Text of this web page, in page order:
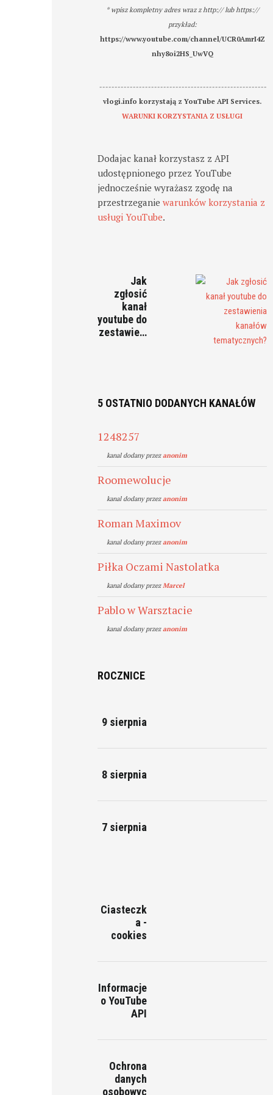
* wpisz kompletny adres wraz z http:// lub https://
przykład:
https://www.youtube.com/channel/UCR0AmrI4Z
nhy8oi2HS_UwVQ
-------------------------------------------------------
vlogi.info korzystają z YouTube API Services.
WARUNKI KORZYSTANIA Z USŁUGI
Dodajac kanał korzystasz z API
udostępnionego przez YouTube
jednocześnie wyrażasz zgodę na
przestrzeganiewarunków korzystania z
usługi YouTube.
Jak
zgłosić
kanał
youtube do
zestawie…
5 OSTATNIO DODANYCH KANAŁÓW
1248257
kanal dodany przezanonim
Roomewolucje
kanal dodany przezanonim
Roman Maximov
kanal dodany przezanonim
Piłka Oczami Nastolatka
kanal dodany przezMarcel
Pablo w Warsztacie
kanal dodany przezanonim
ROCZNICE
9 sierpnia
8 sierpnia
7 sierpnia
Ciasteczk
a -
cookies
Informacje
o YouTube
API
Ochrona
danych
osobowyc